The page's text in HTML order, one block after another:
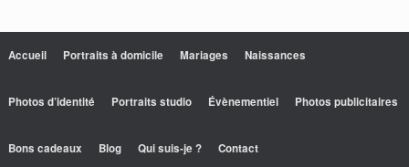
Accueil Portraits à domicile Mariages Naissances
Photos d’identité Portraits studio Évènementiel Photos publicitaires
Bons cadeaux Blog Qui suis-je ? Contact